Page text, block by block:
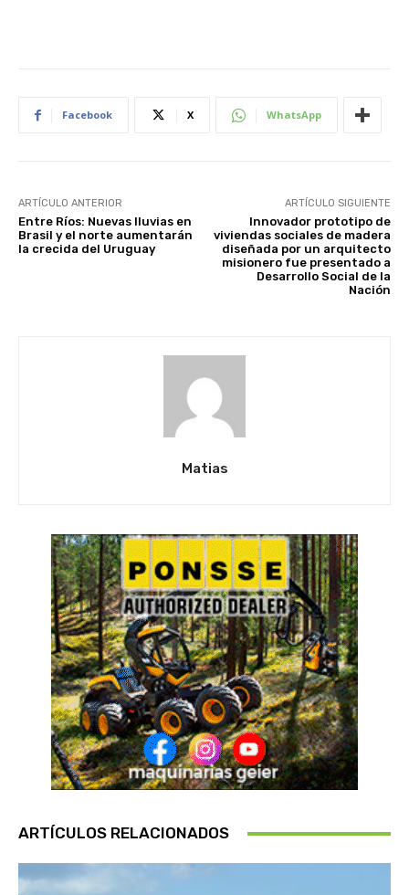
Facebook X WhatsApp
ARTÍCULO ANTERIOR
Entre Ríos: Nuevas lluvias en
Brasil y el norte aumentarán
la crecida del Uruguay
ARTÍCULO SIGUIENTE
Innovador prototipo de
viviendas sociales de madera
diseñada por un arquitecto
misionero fue presentado a
Desarrollo Social de la
Nación
Matias
ARTÍCULOS RELACIONADOS